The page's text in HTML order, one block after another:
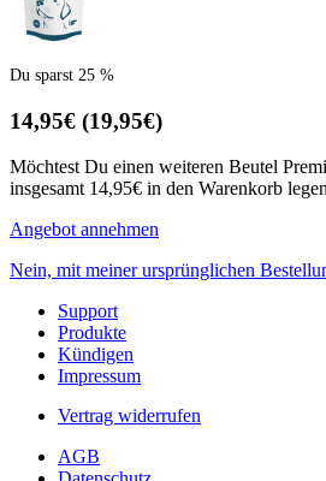
Du sparst 25 %
14,95€ (19,95€)
Möchtest Du einen weiteren Beutel
insgesamt 14,95€ in den Warenkorb
Angebot annehmen
Nein, mit meiner ursprünglichen
Support
Produkte
Kündigen
Impressum
Vertrag widerrufen
AGB